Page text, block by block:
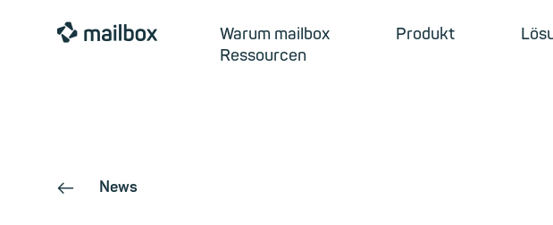
mailbox Warum mailbox Produkt
Ressourcen
← News